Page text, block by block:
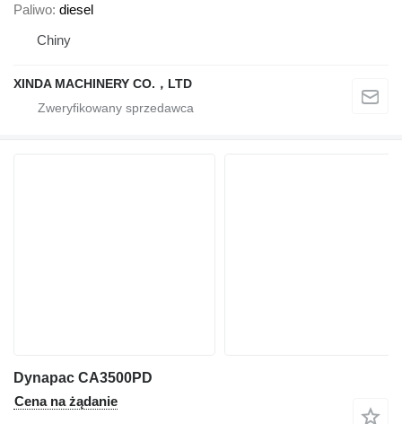
Paliwo diesel
Chiny
XINDA MACHINERY CO.，LTD
Dynapac CA3500PD
Cena na żądanie